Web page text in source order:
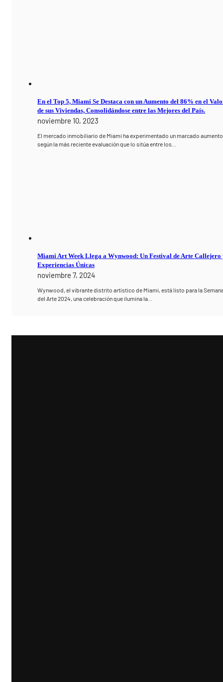
En el Top 5, Miami Se Destaca con un Aumento del 86% en el
de sus Viviendas, Consolidándose entre las Mejores del País.
noviembre 10, 2023
El mercado inmobiliario de Miami ha experimentado un marcado
según la más reciente evaluación que lo sitúa entre los…
Miami Art Week Llega a Wynwood: Un Festival de Arte Callejero
Experiencias Únicas
noviembre 7, 2024
Wynwood, el vibrante distrito artístico de Miami, está listo para la
del Arte 2024, una celebración que ilumina la…